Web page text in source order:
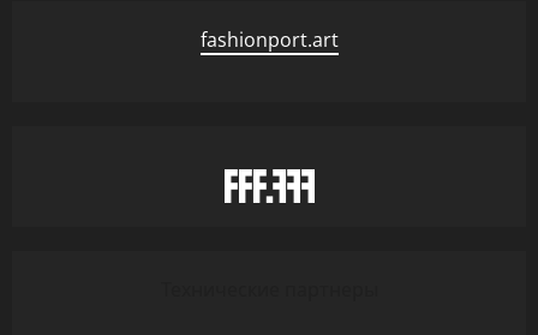
fashionport.art